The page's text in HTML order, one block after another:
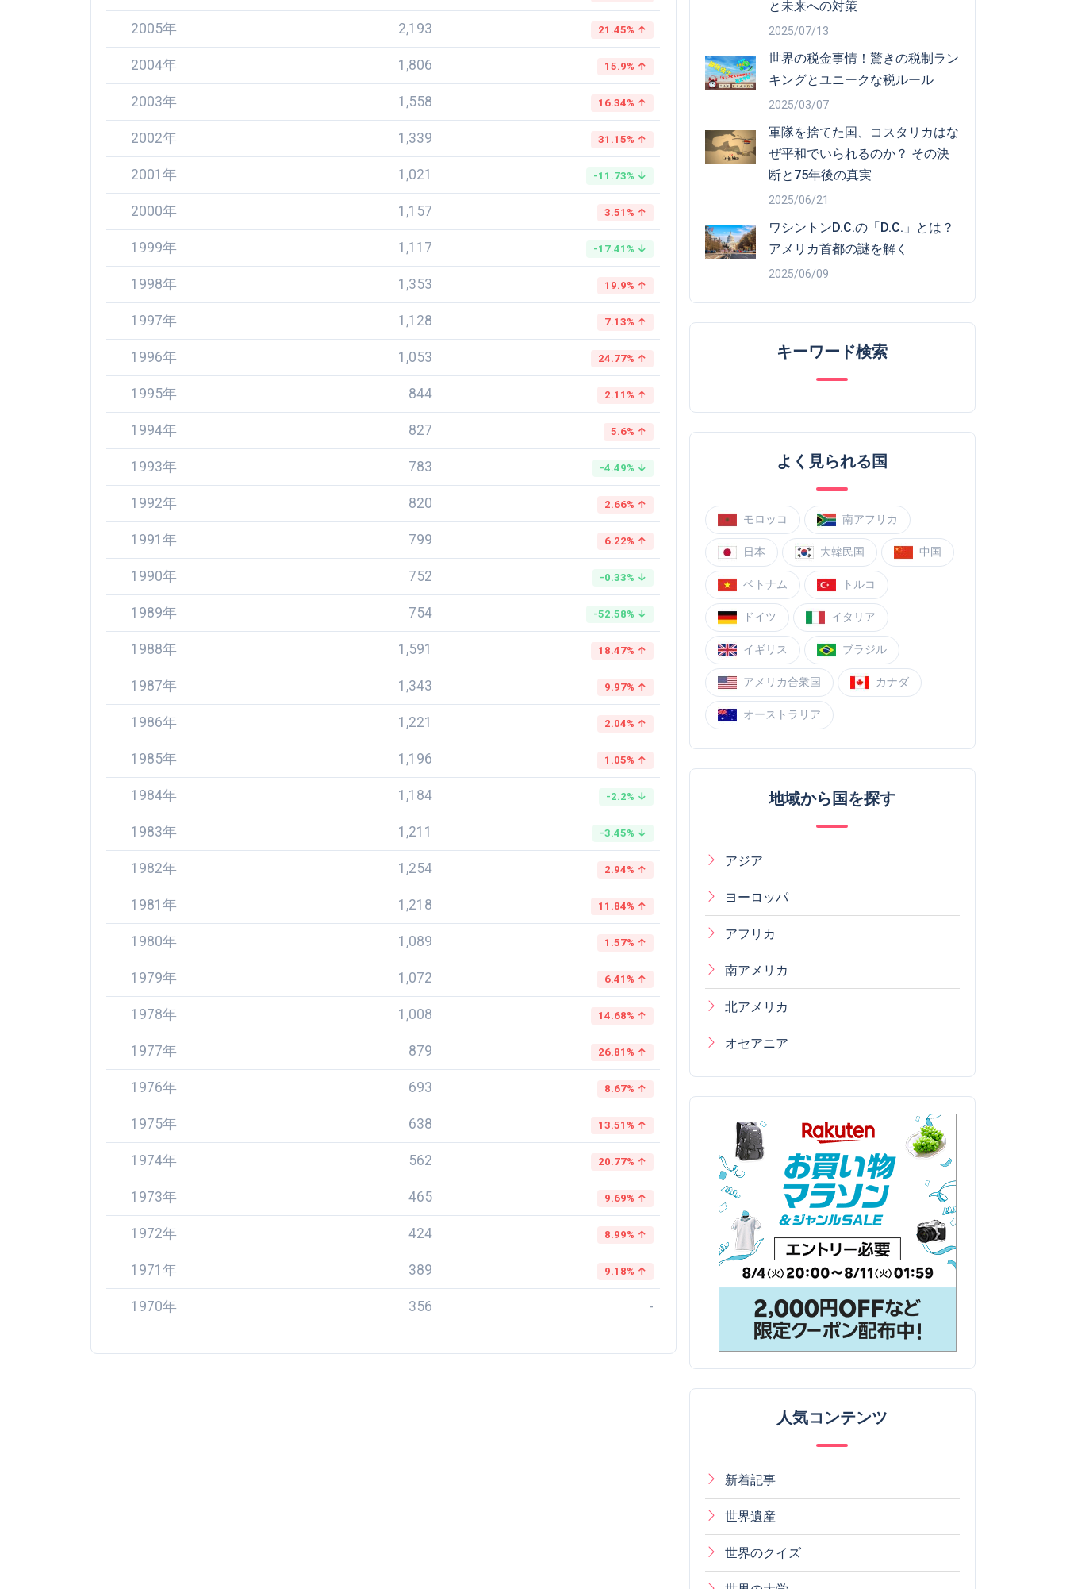
2005年 2,193 21.45% ↑
2004年 1,806 15.9% ↑
2003年 1,558 16.34% ↑
2002年 1,339 31.15% ↑
2001年 1,021 -11.73% ↓
2000年 1,157 3.51% ↑
1999年 1,117 -17.41% ↓
1998年 1,353 19.9% ↑
1997年 1,128 7.13% ↑
1996年 1,053 24.77% ↑
1995年 844 2.11% ↑
1994年 827 5.6% ↑
1993年 783 -4.49% ↓
1992年 820 2.66% ↑
1991年 799 6.22% ↑
1990年 752 -0.33% ↓
1989年 754 -52.58% ↓
1988年 1,591 18.47% ↑
1987年 1,343 9.97% ↑
1986年 1,221 2.04% ↑
1985年 1,196 1.05% ↑
1984年 1,184 -2.2% ↓
1983年 1,211 -3.45% ↓
1982年 1,254 2.94% ↑
1981年 1,218 11.84% ↑
1980年 1,089 1.57% ↑
1979年 1,072 6.41% ↑
1978年 1,008 14.68% ↑
1977年 879 26.81% ↑
1976年 693 8.67% ↑
1975年 638 13.51% ↑
1974年 562 20.77% ↑
1973年 465 9.69% ↑
1972年 424 8.99% ↑
1971年 389 9.18% ↑
1970年 356 -
と未来への対策
2025/07/13
世界の税金事情！驚きの税制ラン
キングとユニークな税ルール
2025/03/07
軍隊を捨てた国、コスタリカはな
ぜ平和でいられるのか？ その決
断と75年後の真実
2025/06/21
ワシントンD.C.の「D.C.」とは？
アメリカ首都の謎を解く
2025/06/09
キーワード検索
よく見られる国
モロッコ 南アフリカ
日本 大韓民国 中国
ベトナム トルコ
ドイツ イタリア
イギリス ブラジル
アメリカ合衆国 カナダ
オーストラリア
地域から国を探す
アジア
ヨーロッパ
アフリカ
南アメリカ
北アメリカ
オセアニア
人気コンテンツ
新着記事
世界遺産
世界のクイズ